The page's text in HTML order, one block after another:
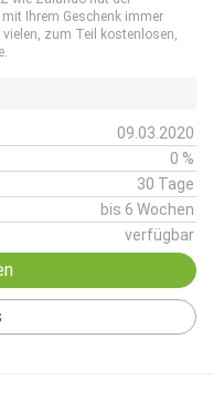
Ihrem Geschenk immer
vielen, zum Teil kostenlosen,
09.03.2020
0 %
30 Tage
bis 6 Wochen
verfügbar